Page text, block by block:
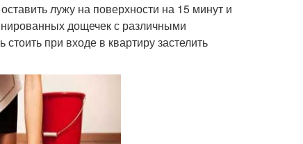
лужу на поверхности на 15 минут и
дощечек с различными
при входе в квартиру застелить